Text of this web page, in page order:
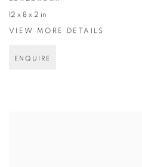
12 x 8 x 2 in
VIEW MORE DETAILS
ENQUIRE